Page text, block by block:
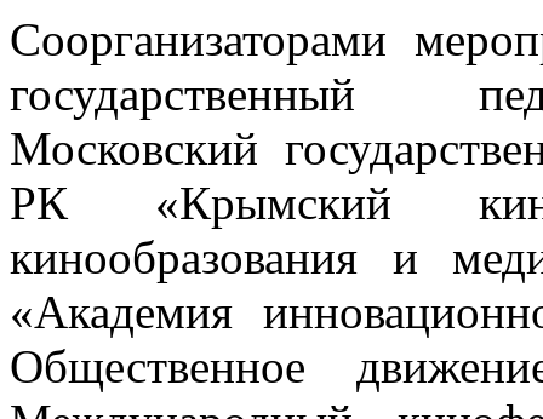
Соорганизаторами
государственный
Московский
РК «Крымский
кинообразования и
«Академия
Общественное